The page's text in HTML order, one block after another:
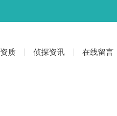
质 侦探资讯 在线留言